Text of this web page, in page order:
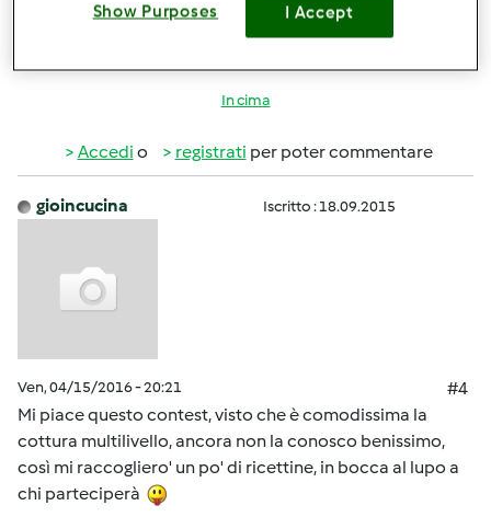
... Presumo.... Titolo della ricetta..multilivello....contest..
In cima
Accedi o registrati per poter commentare
gioincucina Iscritto : 18.09.2015
Ven, 04/15/2016 - 20:21
#4
Mi piace questo contest, visto che è comodissima la
cottura multilivello, ancora non la conosco benissimo,
così mi raccogliero' un po' di ricettine, in bocca al lupo a
chi parteciperà
Show Purposes I Accept